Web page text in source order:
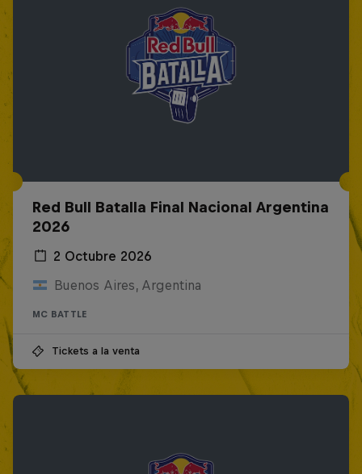
Red Bull Batalla Final Nacional Argentina
2026
2 Octubre 2026
Buenos Aires, Argentina
MC BATTLE
Tickets a la venta